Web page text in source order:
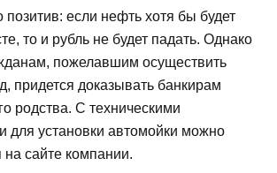
позитив: если нефть хотя бы будет
то и рубль не будет падать. Однако
пожелавшим осуществить
придется доказывать банкирам
родства. С техническими
для установки автомойки можно
на сайте компании.